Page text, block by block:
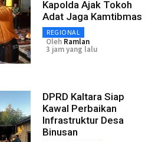
Kapolda Ajak Tokoh
Adat Jaga Kamtibmas
REGIONAL
Oleh Ramlan
3 jam yang lalu
DPRD Kaltara Siap
Kawal Perbaikan
Infrastruktur Desa
Binusan